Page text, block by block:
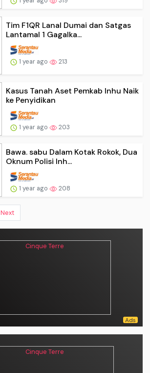
Tim F1QR Lanal Dumai dan Satgas
Lantamal 1 Gagalka...
1 year ago 213
Kasus Tanah Aset Pemkab Inhu Naik
ke Penyidikan
1 year ago 203
Bawa. sabu Dalam Kotak Rokok, Dua
Oknum Polisi Inh...
1 year ago 208
Next